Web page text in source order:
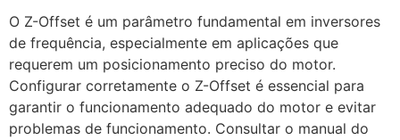
O Z-Offset é um parâmetro fundamental em inversores
de frequência, especialmente em aplicações que
requerem um posicionamento preciso do motor.
Configurar corretamente o Z-Offset é essencial para
garantir o funcionamento adequado do motor e evitar
problemas de funcionamento. Consultar o manual do